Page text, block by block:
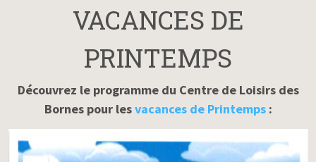
VACANCES DE
PRINTEMPS
Découvrez le programme du Centre de Loisirs des
Bornes pour lesvacances de Printemps :